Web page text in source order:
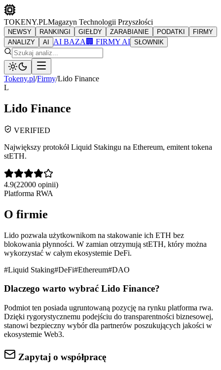
TOKENY.PLMagazyn Technologii Przyszłości
NEWSY RANKINGI GIEŁDY ZARABIANIE PODATKI
FIRMY
ANALIZY
AI AI BAZA 🏢 FIRMY AI SŁOWNIK
Tokeny.pl/Firmy/Lido Finance
L
Lido Finance
VERIFIED
Największy protokół Liquid Stakingu na Ethereum, emitent tokena
stETH.
4.9(22000 opinii)
Platforma RWA
O firmie
Lido pozwala użytkownikom na stakowanie ich ETH bez
blokowania płynności. W zamian otrzymują stETH, który można
wykorzystać w całym ekosystemie DeFi.
#Liquid Staking#DeFi#Ethereum#DAO
Dlaczego warto wybrać Lido Finance?
Podmiot ten posiada ugruntowaną pozycję na rynku platforma rwa.
Dzięki rygorystycznemu podejściu do transparentności biznesowej,
stanowi bezpieczny wybór dla partnerów poszukujących jakości w
ekosystemie Web3.
Zapytaj o współpracę